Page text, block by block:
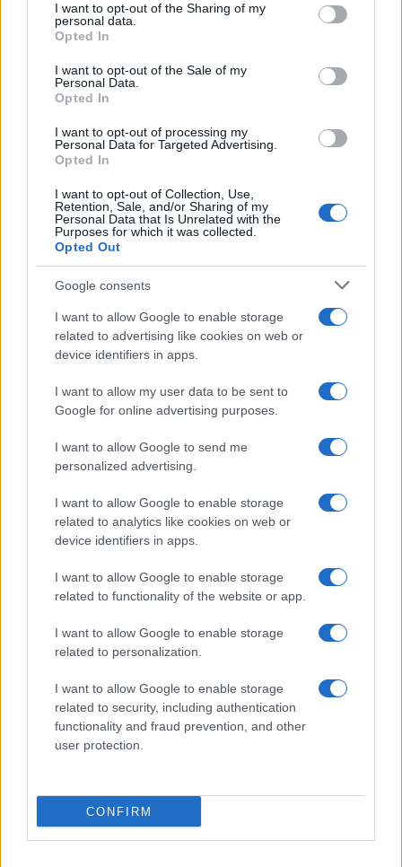
disclose it to other third parties.
Please note that this website/app uses one or more Google
services and may gather and store information including but
not limited to your visit or usage behaviour. You may click to
grant or deny consent to Google and its third-party tags to
consent section.
I want to opt-out of the Sharing of my
personal data.
Opted In
I want to opt-out of the Sale of my
Personal Data.
Opted In
I want to opt-out of processing my
Personal Data for Targeted Advertising.
Opted In
I want to opt-out of Collection, Use,
Retention, Sale, and/or Sharing of my
Personal Data that Is Unrelated with the
Purposes for which it was collected.
Opted Out
Google consents
I want to allow Google to enable storage
related to advertising like cookies on web or
device identifiers in apps.
I want to allow my user data to be sent to
Google for online advertising purposes.
I want to allow Google to send me
personalized advertising.
I want to allow Google to enable storage
related to analytics like cookies on web or
device identifiers in apps.
I want to allow Google to enable storage
related to functionality of the website or app.
I want to allow Google to enable storage
related to personalization.
I want to allow Google to enable storage
related to security, including authentication
functionality and fraud prevention, and other
user protection.
CONFIRM